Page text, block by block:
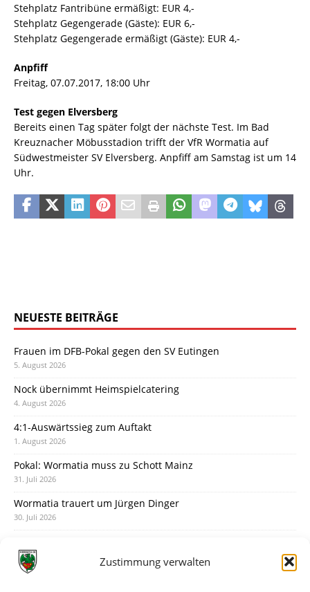
Zustimmung verwalten
Stehplatz Fantribüne ermäßigt: EUR 4,-
Stehplatz Gegengerade (Gäste): EUR 6,-
Stehplatz Gegengerade ermäßigt (Gäste): EUR 4,-
Anpfiff
Freitag, 07.07.2017, 18:00 Uhr
Test gegen Elversberg
Bereits einen Tag später folgt der nächste Test. Im Bad
Kreuznacher Möbusstadion trifft der VfR Wormatia auf
Südwestmeister SV Elversberg. Anpfiff am Samstag ist um 14
Uhr.
NEUESTE BEITRÄGE
Frauen im DFB-Pokal gegen den SV Eutingen
5. August 2026
Nock übernimmt Heimspielcatering
4. August 2026
4:1-Auswärtssieg zum Auftakt
1. August 2026
Pokal: Wormatia muss zu Schott Mainz
31. Juli 2026
Wormatia trauert um Jürgen Dinger
30. Juli 2026
28. Juli 2026